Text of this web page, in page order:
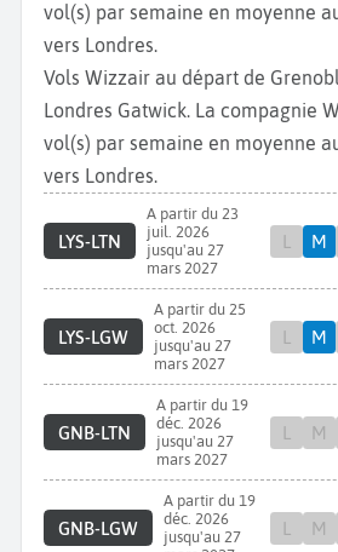
vol(s) par semaine en moyenne
vers Londres.
Vols Wizzair au départ de
Londres Gatwick. La compagnie
vol(s) par semaine en moyenne
vers Londres.
LYS-LTN
A partir du 23
juil. 2026
jusqu'au 27
mars 2027
L M
LYS-LGW
A partir du 25
oct. 2026
jusqu'au 27
mars 2027
L M
GNB-LTN
A partir du 19
déc. 2026
jusqu'au 27
mars 2027
L M
GNB-LGW
A partir du 19
déc. 2026
jusqu'au 27
L M